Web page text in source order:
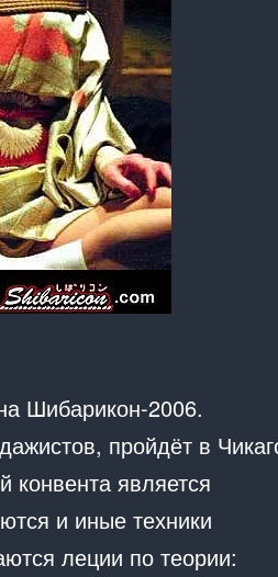
Шибарикон-2006.
пройдёт в
конвента является
и иные техники
леции по теории: